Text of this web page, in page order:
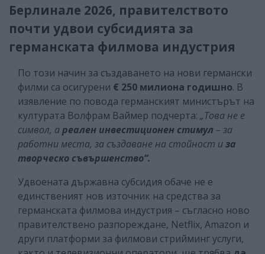
Берлинале 2026, правителството
почти удвои субсидията за
германската филмова индустрия
По този начин за създаването на нови германски
филми са осигурени € 250 милиона годишно. В
изявление по повода германският министърът на
културата Волфрам Ваймер подчерта: „Това не е
символ, ареален инвестиционен стимул – за
работни места, за създаване на стойност иза
творческо съвършенство“.
Удвоената държавна субсидия обаче не е
единственият нов източник на средства за
германската филмова индустрия – съгласно ново
правителствено разпореждане, Netflix, Amazon и
други платформи за филмови стрийминг услуги,